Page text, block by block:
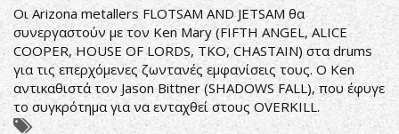
Οι Arizona metallers FLOTSAM AND JETSAM θα
συνεργαστούν με τον Ken Mary (FIFTH ANGEL, ALICE
COOPER, HOUSE OF LORDS, TKO, CHASTAIN) στα drums
για τις επερχόμενες ζωντανές εμφανίσεις τους. Ο Ken
αντικαθιστά τον Jason Bittner (SHADOWS FALL), που έφυγε
το συγκρότημα για να ενταχθεί στους OVERKILL.